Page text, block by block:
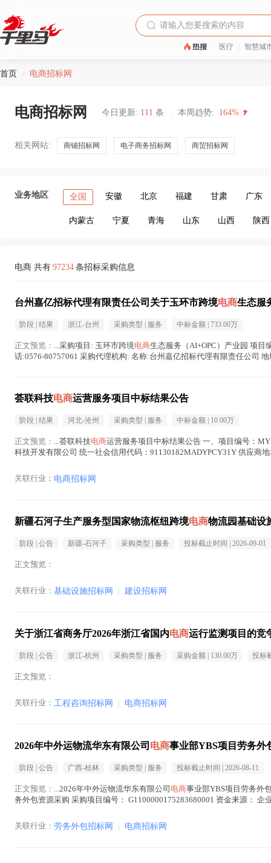
医疗 智慧城
首页 / 电商招标网
电商招标网 今日更新: 111 条 本周趋势: 164%
相关网站: 商铺招标网 电子商务招标网 商贸招标网
业务地区 全国 安徽 北京 福建 甘肃 广东
内蒙古 宁夏 青海 山东 山西 陕西
电商 共有 97234 条招标采购信息
台州嘉亿招标代理有限责任公司关于玉环市跨境电商生态服
阶段 | 结果 浙江-台州 采购类型 | 服务 中标金额 | 733.00万
正文预览： ...采购项目: 玉环市跨境电商生态服务（AI+OPC）产业园 项目
话:0576-80757061 采购代理机构: 名称:台州嘉亿招标代理有限责任公司
荟联科技电商运营服务项目中标结果公告
阶段 | 结果 河北-沧州 采购类型 | 服务 中标金额 | 10.00万
正文预览： ...荟联科技电商运营服务项目中标结果公告 一、项目编号：
科技开发有限公司 统一社会信用代码：91130182MADYPCY31Y 供应商
关联行业： 电商招标网
新疆石河子生产服务型国家物流枢纽跨境电商物流园基础设
阶段 | 公告 新疆-石河子 采购类型 | 服务 投标截止时间 | 2026-09-01
正文预览：
关联行业： 基础设施招标网 | 建设招标网
关于浙江省商务厅2026年浙江省国内电商运行监测项目的竞
阶段 | 公告 浙江-杭州 采购类型 | 服务 采购金额 | 130.00万 投标
正文预览：
关联行业： 工程咨询招标网 | 电商招标网
2026年中外运物流华东有限公司 电商事业部YBS项目劳务外
阶段 | 公告 广西-桂林 采购类型 | 服务 投标截止时间 | 2026-08-11
正文预览： ...2026年中外运物流华东有限公司 电商事业部YBS项目劳务外
务外包资源采购 采购项目编号： G1100000175283680001 资金来源：
关联行业： 劳务外包招标网 | 电商招标网